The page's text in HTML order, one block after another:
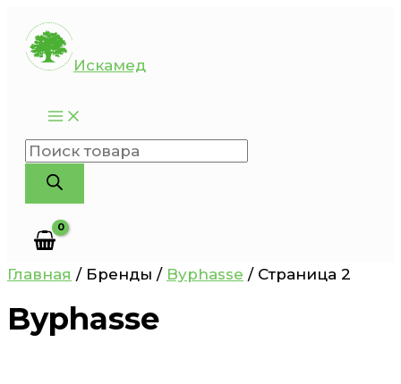
Перейти
содержимому
Искамед
Поиск
товаров
Главная / Бренды / Byphasse / Страница 2
Byphasse